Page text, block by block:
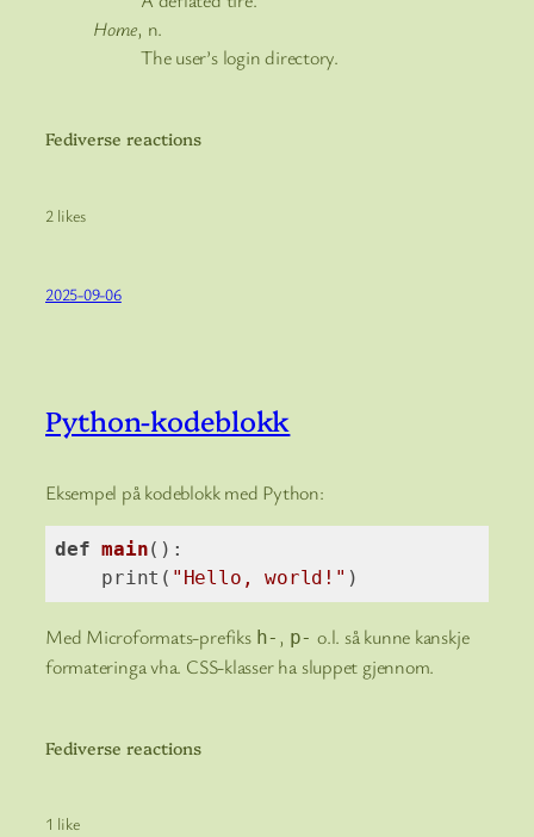
Home, n.
The user’s login directory.
Fediverse reactions
2 likes
2025-09-06
Python-kodeblokk
Eksempel på kodeblokk med Python:
def main() :
    print(
"Hello, world!" )
Med Microformats-prefiks h- , p- o.l. så kunne kanskje
formateringa vha. CSS-klasser ha sluppet gjennom.
Fediverse reactions
1 like